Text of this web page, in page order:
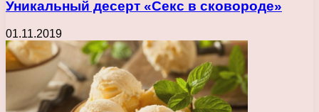
Уникальный десерт «Секс в сковороде»
01.11.2019